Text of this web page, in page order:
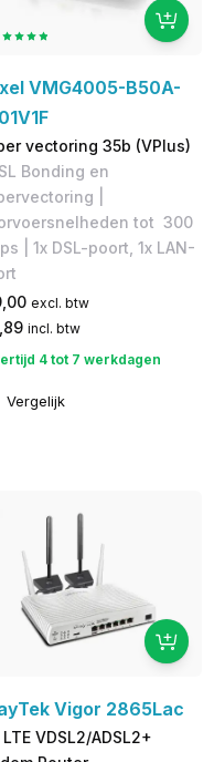
VMG4005-B50A-
vectoring 35b (VPlus)
Bonding en
|
tot 300
| 1x DSL-poort, 1x LAN-
excl. btw
incl. btw
4 tot 7 werkdagen
Vergelijk
Vigor 2865Lac
VDSL2/ADSL2+